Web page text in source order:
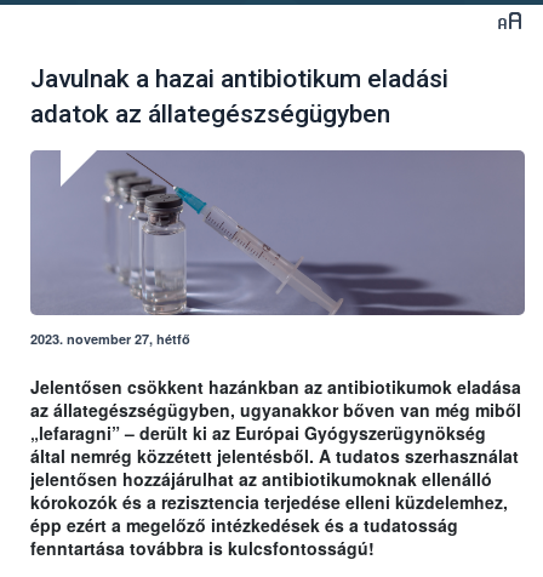
Javulnak a hazai antibiotikum eladási
adatok az állategészségügyben
2023. november 27, hétfő
Jelentősen csökkent hazánkban az antibiotikumok eladása
az állategészségügyben, ugyanakkor bőven van még miből
„lefaragni” – derült ki az Európai Gyógyszerügynökség
által nemrég közzétett jelentésből. A tudatos szerhasználat
jelentősen hozzájárulhat az antibiotikumoknak ellenálló
kórokozók és a rezisztencia terjedése elleni küzdelemhez,
épp ezért a megelőző intézkedések és a tudatosság
fenntartása továbbra is kulcsfontosságú!